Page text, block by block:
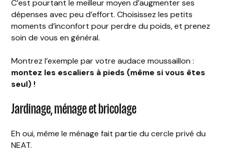
C’est pourtant le meilleur moyen d’augmenter ses
dépenses avec peu d’effort. Choisissez les petits
moments d’inconfort pour perdre du poids, et prenez
soin de vous en général.
Montrez l’exemple par votre audace moussaillon :
montez les escaliers à pieds (même si vous êtes
seul) !
Jardinage, ménage et bricolage
Eh oui, même le ménage fait partie du cercle privé du
NEAT.